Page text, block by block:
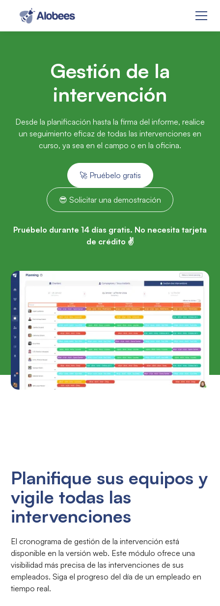
Gestión de la
intervención
Desde la planificación hasta la firma del informe, realice
un seguimiento eficaz de todas las intervenciones en
curso, ya sea en el campo o en la oficina.
🚀 Pruébelo gratis
😎 Solicitar una demostración
Pruébelo durante 14 días gratis. No necesita tarjeta
de crédito ✌️
Planifique sus equipos y
vigile todas las
intervenciones
El cronograma de gestión de la intervención está
disponible en la versión web. Este módulo ofrece una
visibilidad más precisa de las intervenciones de sus
empleados. Siga el progreso del día de un empleado en
tiempo real.